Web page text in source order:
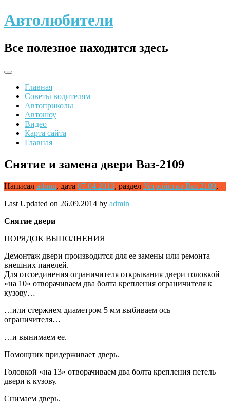
Skip
to
Автолюбители
Все полезное находится здесь
Главная
Советы водителям
Автоприколы
Автошоу
Видео
Карта сайта
Главная
Снятие и замена двери Ваз-2109
Написал admin, дата 07.04.2013, раздел Устройство Ваз 2109,
Last Updated on 26.09.2014 by admin
Снятие двери
ПОРЯДОК ВЫПОЛНЕНИЯ
Демонтаж двери производится для ее замены или ремонта
внешних панелей.
Для отсоединения ограничителя открывания двери головкой
«на 10» отворачиваем два болта крепления ограничителя к
кузову…
…или стержнем диаметром 5 мм выбиваем ось
ограничителя…
…и вынимаем ее.
Помощник придерживает дверь.
Головкой «на 13» отворачиваем два болта крепления петель
двери к кузову.
Снимаем дверь.